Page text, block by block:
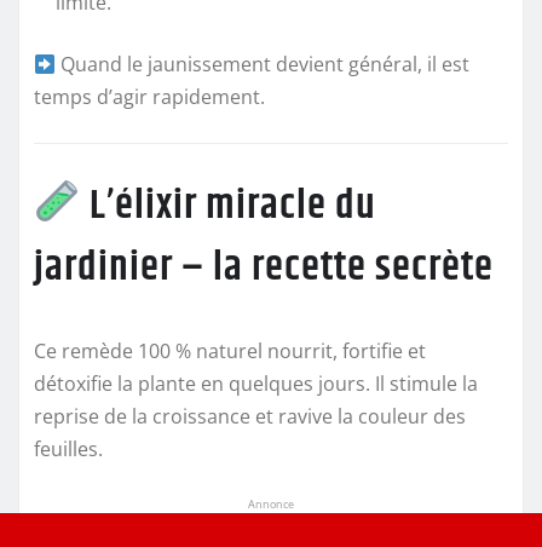
Quand le jaunissement devient général, il est
temps d’agir rapidement.
L’élixir miracle du
jardinier – la recette secrète
Ce remède 100 % naturel nourrit, fortifie et
détoxifie la plante en quelques jours. Il stimule la
reprise de la croissance et ravive la couleur des
feuilles.
Annonce